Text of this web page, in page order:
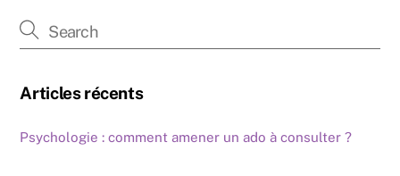
Articles récents
Psychologie : comment amener un ado à consulter ?